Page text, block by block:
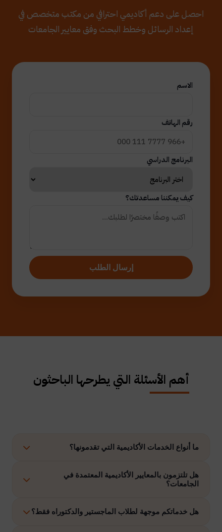
احصل على دعم أكاديمي احترافي من مكتب متخصص في
إعداد الرسائل وخطط البحث وفق معايير الجامعات
الاسم
رقم الهاتف
البرنامج الدراسي
كيف يمكننا مساعدتك؟
إرسال الطلب
أهم الأسئلة التي يطرحها الباحثون
ما أنواع الخدمات الأكاديمية التي تقدمونها؟
نوفر حلولًا متكاملة تشمل إعداد الرسائل العلمية، الاستشارات
الأكاديمية، التحليل الإحصائي، إعداد خطة البحث، نشر الأبحاث،
هل تلتزمون بالمعايير الأكاديمية المعتمدة في
الجامعات؟
نعم، نلتزم بتنفيذ جميع الأعمال وفق ضوابط الدراسات العليا
هل خدماتكم موجهة لطلاب الماجستير والدكتوراه فقط؟